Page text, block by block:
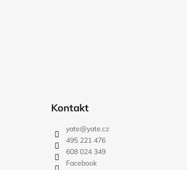
Kontakt
yate@yate.cz
495 221 476
608 024 349
Facebook